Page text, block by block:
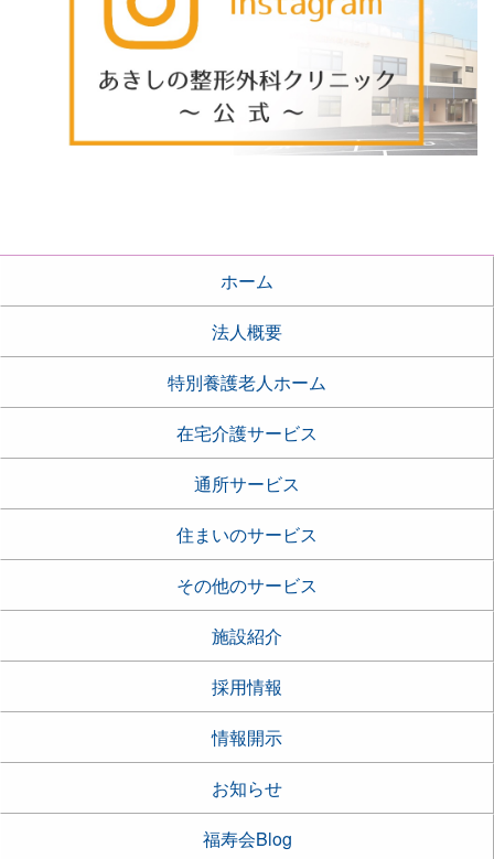
ホーム
法人概要
特別養護老人ホーム
在宅介護サービス
通所サービス
住まいのサービス
その他のサービス
施設紹介
採用情報
情報開示
お知らせ
福寿会Blog